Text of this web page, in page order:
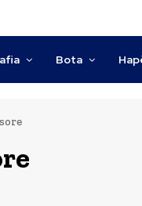
Bota